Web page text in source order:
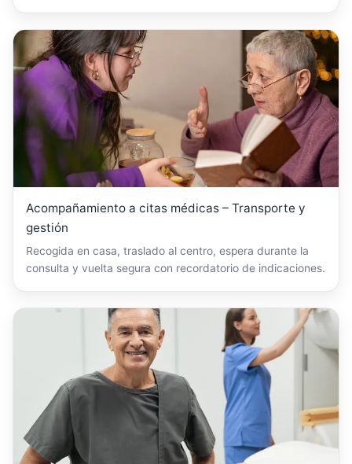
Acompañamiento a citas médicas – Transporte y
gestión
Recogida en casa, traslado al centro, espera durante la
consulta y vuelta segura con recordatorio de indicaciones.